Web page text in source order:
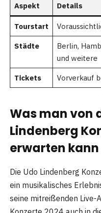
Aspekt Details
Tourstart
Städte
Berlin,
und weitere
Tickets Vorverkauf
Was man von
Lindenberg
erwarten kann
Die Udo Lindenberg
ein musikalisches
seine mitreißenden Live-